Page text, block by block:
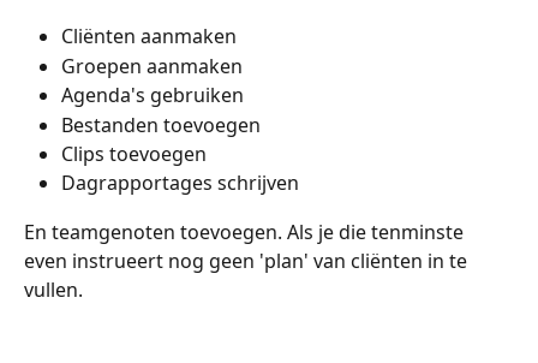
Cliënten aanmaken
Groepen aanmaken
Agenda's gebruiken
Bestanden toevoegen
Clips toevoegen
Dagrapportages schrijven
En teamgenoten toevoegen. Als je die tenminste
even instrueert nog geen 'plan' van cliënten in te
vullen.